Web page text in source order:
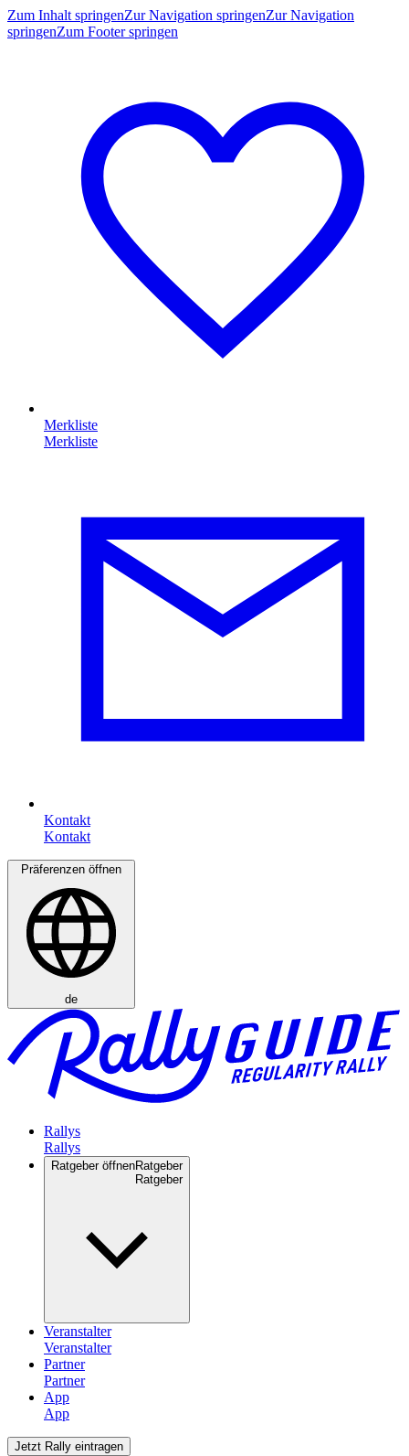
Zum Inhalt springenZur Navigation springenZur Navigation
springenZum Footer springen
Merkliste
Kontakt
Präferenzen öffnen
de
Rallys
Ratgeber öffnenRatgeber
Veranstalter
Partner
App
Jetzt Rally eintragen